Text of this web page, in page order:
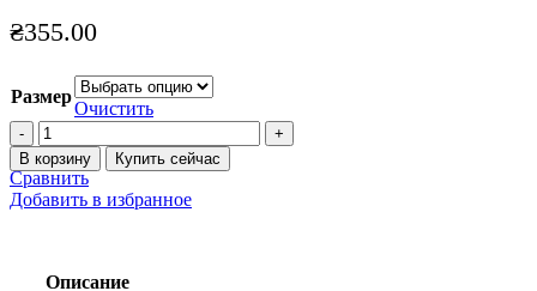
₴355.00
Размер
Очистить
Количество
товара
Перчатки
для
XS-
В корзину Купить сейчас
Сравнить
Добавить в избранное
Описание